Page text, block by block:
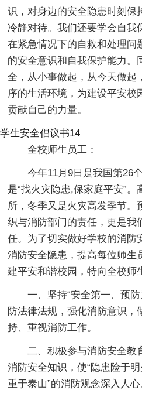
识，对身边的安全隐患时刻保
冷静对待。我们还要学会自我
在紧急情况下的自救和处理问
的安全意识和自我保护能力。
全，从小事做起，从今天做起
序的生活环境，为建设平安校
贡献自己的力量。
学生安全倡议书14
全校师生员工：
今年11月9日是我国第26
是“找火灾隐患,保家庭平安”
所，冬季又是火灾高发季节。
织与消防部门的责任，更是我
任。为了切实做好学校的消防
消防安全隐患，提高每位师生
建平安和谐校园，特向全校师
一、坚持“安全第一、预
防法律法规，强化消防意识，
持、重视消防工作。
二、积极参与消防安全教
消防安全知识，使“隐患险于
重于泰山”的消防观念深入人心